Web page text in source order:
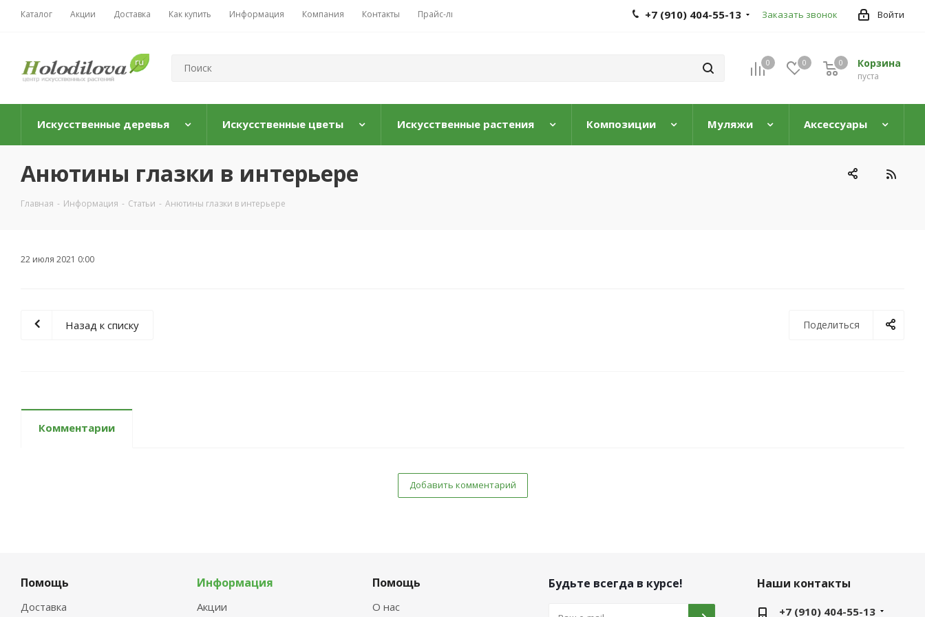
Каталог Акции Доставка Как купить Информация Компания Контакты Прайс-лист Войти
+7 (910) 404-55-13 Заказать звонок
0 0 Корзина
0
пуста
0
Искусственные деревья Искусственные цветы Искусственные растения Композиции Муляжи Аксессуары
Анютины глазки в интерьере
Главная - Информация - Статьи - Анютины глазки в интерьере
22 июля 2021 0:00
Поделиться
Назад к списку
Комментарии
Добавить комментарий
Помощь
Доставка
Информация
Акции
Помощь
О нас
Будьте всегда в курсе! Наши контакты
+7 (910) 404-55-13